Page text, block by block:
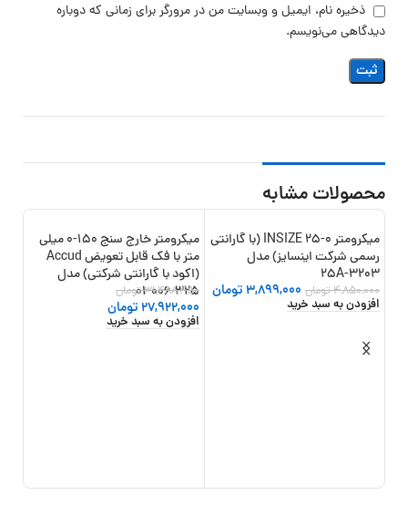
ذخیره نام، ایمیل و وبسایت من در مرورگر برای زمانی که دوباره
دیدگاهی می‌نویسم.
محصولات مشابه
-20%
میکرومتر 0-25 INSIZE (با گارانتی
رسمی شرکت اینسایز) مدل
3203-25A
4,850,000تومان 3,899,000تومان
افزودن به سبد خرید
-11%
میکرومتر خارج سنج 150-0 میلی
متر با فک قابل تعویض Accud
(اکود با گارانتی شرکتی) مدل
325-006-01
31,488,450تومان
27,922,000تومان
افزودن به سبد خرید